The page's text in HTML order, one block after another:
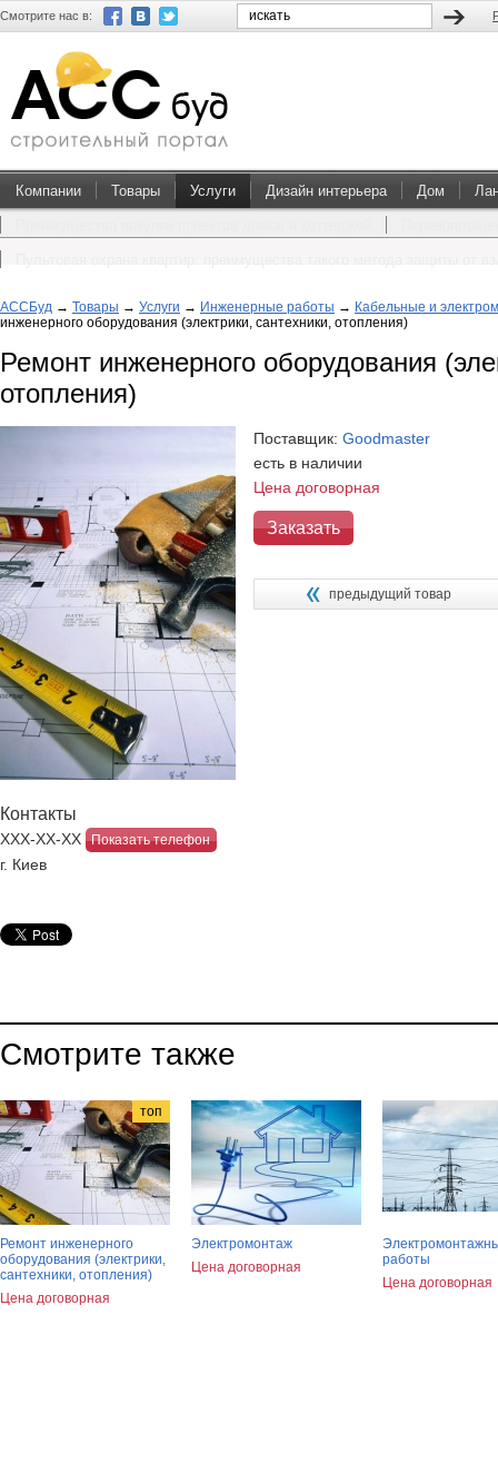
Смотрите нас в:
Компании Товары Услуги Дизайн интерьера Дом
АССБуд → Товары → Услуги → Инженерные работы → Кабельные и
инженерного оборудования (электрики, сантехники, отопления)
Ремонт инженерного оборудования
отопления)
Контакты
ХХХ-ХХ-ХХ Показать телефон
г. Киев
Поставщик: Goodmaster
есть в наличии
Цена договорная
Заказать
предыдущий товар
Смотрите также
топ
Ремонт инженерного
оборудования (электрики,
сантехники, отопления)
Цена договорная
Электромонтаж
Цена договорная
работы
Цена договорная